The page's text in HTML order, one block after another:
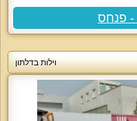
וילות בדלתון